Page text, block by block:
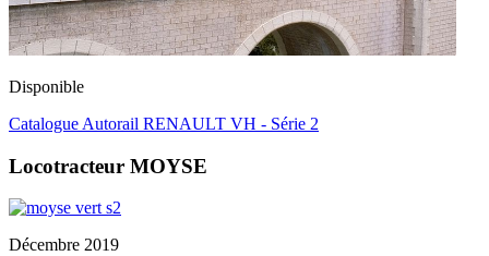
Disponible
Catalogue Autorail RENAULT VH - Série 2
Locotracteur MOYSE
Décembre 2019